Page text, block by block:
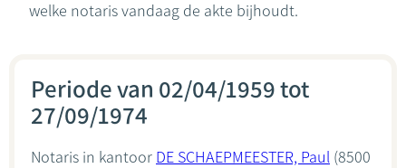
welke notaris vandaag de akte bijhoudt.
Periode van 02/04/1959 tot
27/09/1974
Notaris in kantoor DE SCHAEPMEESTER, Paul (8500